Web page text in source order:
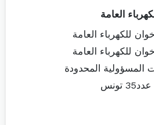
العامة
للكهرباء العامة
للكهرباء العامة
المسؤولية المحدودة
تونس